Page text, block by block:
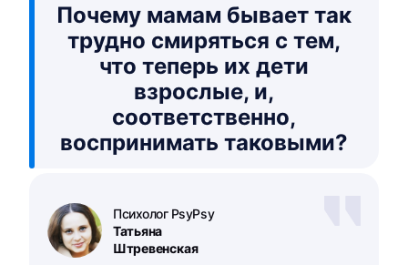
Почему мамам бывает так
трудно смиряться с тем,
что теперь их дети
взрослые, и,
соответственно,
воспринимать таковыми?
Татьяна
Штревенская
Психолог PsyPsy